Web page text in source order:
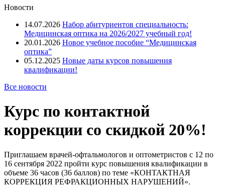
Новости
14.07.2026 Набор абитуриентов специальность:
Медицинская оптика на 2026/2027 учебный год!
20.01.2026 Новое учебное пособие “Медицинская
оптика”
05.12.2025 Новые даты курсов повышения
квалификации!
Все новости
Курс по контактной
коррекции со скидкой 20%!
Приглашаем врачей-офтальмологов и оптометристов с 12 по
16 сентября 2022 пройти курс повышения квалификации в
объеме 36 часов (36 баллов) по теме «КОНТАКТНАЯ
КОРРЕКЦИЯ РЕФРАКЦИОННЫХ НАРУШЕНИЙ».